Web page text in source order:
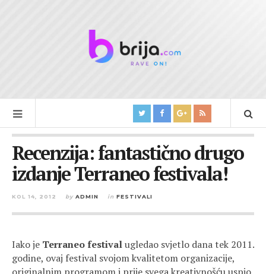
Recenzija: fantastično drugo
izdanje Terraneo festivala!
KOL 14, 2012 by ADMIN in FESTIVALI
Iako je Terraneo festivalugledao svjetlo dana tek 2011.
godine, ovaj festival svojom kvalitetom organizacije,